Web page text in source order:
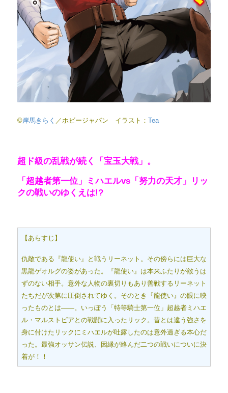
©岸馬きらく ／ホビージャパン イラスト： Tea
超ド級の乱戦が続く「宝玉大戦」。
「超越者第一位」ミハエルvs「努力の天才」リッ
クの戦いのゆくえは!?
【あらすじ】
仇敵である『龍使い』と戦うリーネット。その傍らには巨大な
黒龍ゲオルグの姿があった。『龍使い』は本来ふたりが敵うは
ずのない相手。意外な人物の裏切りもあり善戦するリーネット
たちだが次第に圧倒されてゆく。そのとき『龍使い』の眼に映
ったものとは――。いっぽう「特等騎士第一位」超越者ミハエ
ル・マルストピアとの戦闘に入ったリック。昔とは違う強さを
身に付けたリックにミハエルが吐露したのは意外過ぎる本心だ
った。最強オッサン伝説、因縁が絡んだ二つの戦いについに決
着が！！